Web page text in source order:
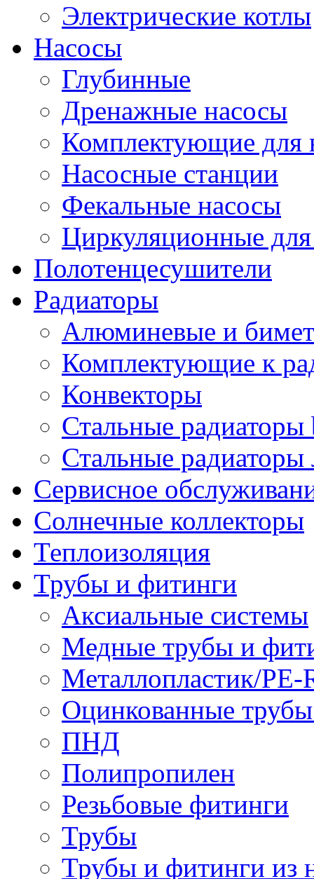
Электрические котлы
Насосы
Глубинные
Дренажные насосы
Комплектующие для
Насосные станции
Фекальные насосы
Циркуляционные для
Полотенцесушители
Радиаторы
Алюминевые и
Комплектующие к
Конвекторы
Стальные радиаторы
Стальные радиаторы
Сервисное
Солнечные коллекторы
Теплоизоляция
Трубы и фитинги
Аксиальные системы
Медные трубы и
Металлопластик/
Оцинкованные
ПНД
Полипропилен
Резьбовые фитинги
Трубы
Трубы и фитинги из